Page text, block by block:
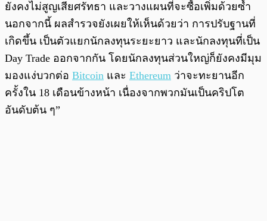
ยังคงไม่สูญเสียศรัทธา และวางแผนที่จะซื้อเพิ่มด้วยซ้ำ
นอกจากนี้ ผลสำรวจยังเผยให้เห็นด้วยว่า การปรับฐานที่
เกิดขึ้น เป็นตัวแยกนักลงทุนระยะยาว และนักลงทุนที่เป็น
Day Trade ออกจากกัน โดยนักลงทุนส่วนใหญ่ก็ยังคงมีมุม
มองแง่บวกต่อ Bitcoin และ Ethereum ว่าจะทะยานอีก
ครั้งใน 18 เดือนข้างหน้า เนื่องจากพวกมันเป็นคริปโต
อันดับต้น ๆ”